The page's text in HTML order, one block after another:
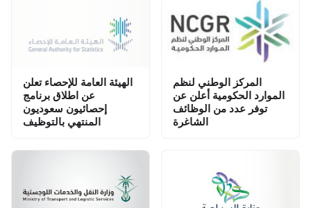
الهيئة العامة للإحصاء تعلن
عن اطلاق برنامج
إحصائيون سعوديون
المنتهي بالتوظيف
المركز الوطني لنظم
الموارد الحكومية أعلن عن
توفر عدد من الوظائف
الشاغرة